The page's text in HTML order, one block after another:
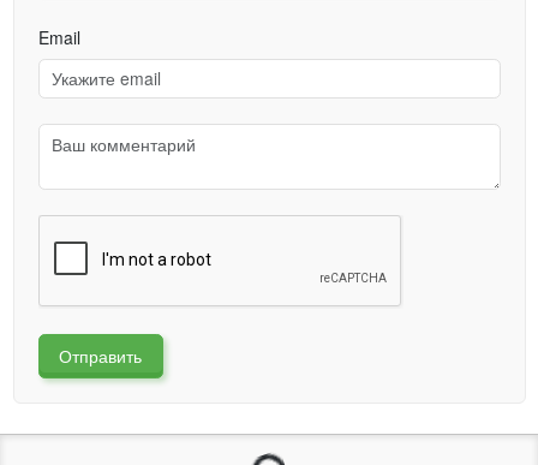
Email
Отправить
Загрузка...